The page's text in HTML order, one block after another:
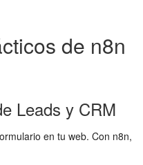
de n8n
Leads y CRM
en tu web. Con n8n,